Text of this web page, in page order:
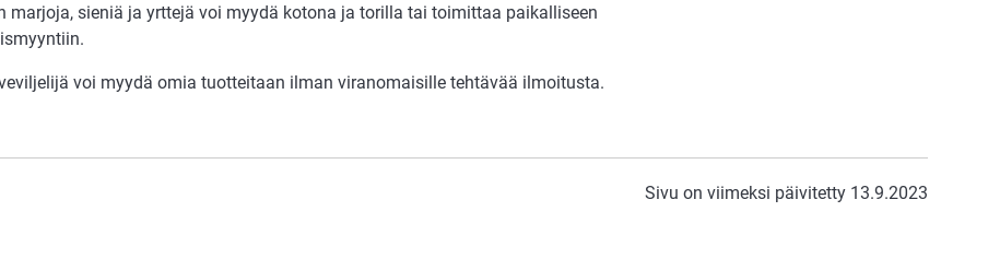
marjoja, sieniä ja yrttejä voi myydä kotona ja torilla tai toimittaa paikalliseen
voi myydä omia tuotteitaan ilman viranomaisille tehtävää ilmoitusta.
Sivu on viimeksi päivitetty 13.9.2023